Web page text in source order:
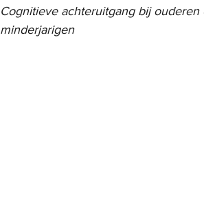
Cognitieve achteruitgang bij
minderjarigen